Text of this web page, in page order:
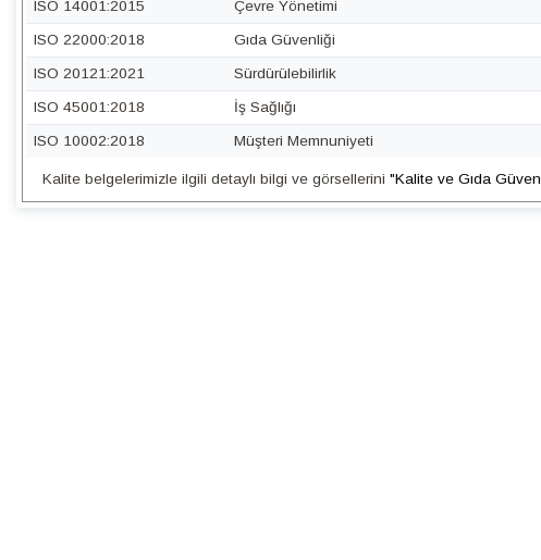
ISO 14001:2015 Çevre Yönetimi
ISO 22000:2018 Gıda Güvenliği
ISO 20121:2021 Sürdürülebilirlik
ISO 45001:2018 İş Sağlığı
ISO 10002:2018 Müşteri Memnuniyeti
Kalite belgelerimizle ilgili detaylı bilgi ve görsellerini "Kalite ve Gıda